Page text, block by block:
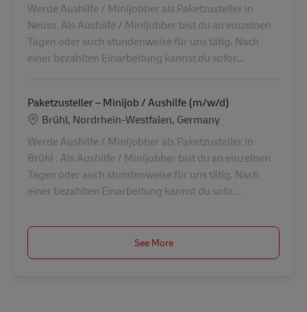
Werde Aushilfe / Minijobber als Paketzusteller in
Neuss. Als Aushilfe / Minijobber bist du an einzelnen
Tagen oder auch stundenweise für uns tätig. Nach
einer bezahlten Einarbeitung kannst du sofor...
Paketzusteller – Minijob / Aushilfe (m/w/d)
Location
Brühl, Nordrhein-Westfalen, Germany
Werde Aushilfe / Minijobber als Paketzusteller in
Brühl . Als Aushilfe / Minijobber bist du an einzelnen
Tagen oder auch stundenweise für uns tätig. Nach
einer bezahlten Einarbeitung kannst du sofo...
See More